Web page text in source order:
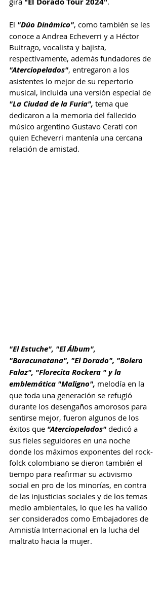
El "Dúo Dinámico", como también se les
conoce a Andrea Echeverri y a Héctor
Buitrago, vocalista y bajista,
respectivamente, además fundadores de
"Aterciopelados", entregaron a los
asistentes lo mejor de su repertorio
musical, incluida una versión especial de
"La Ciudad de la Furia", tema que
dedicaron a la memoria del fallecido
músico argentino Gustavo Cerati con
quien Echeverri mantenía una cercana
relación de amistad.
"El Estuche", "El Álbum",
"Baracunatana", "El Dorado", "Bolero
Falaz", "Florecita Rockera " y la
emblemática "Maligno", melodía en la
que toda una generación se refugió
durante los desengaños amorosos para
sentirse mejor, fueron algunos de los
éxitos que "Aterciopelados" dedicó a
sus fieles seguidores en una noche
donde los máximos exponentes del rock-
folck colombiano se dieron también el
tiempo para reafirmar su activismo
social en pro de los minorías, en contra
de las injusticias sociales y de los temas
medio ambientales, lo que les ha valido
ser considerados como Embajadores de
Amnistía Internacional en la lucha del
maltrato hacia la mujer.